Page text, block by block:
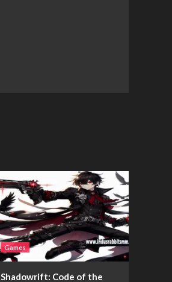
Games
Shadowrift: Code of the